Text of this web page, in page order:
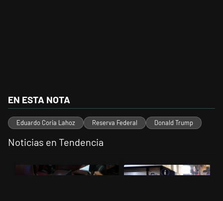
EN ESTA NOTA
Eduardo Coria Lahoz Reserva Federal Donald Trump
Noticias en Tendencia
Un artículo de tendencia con el título "Encuesta, mientras el
Un artículo de tendencia con el